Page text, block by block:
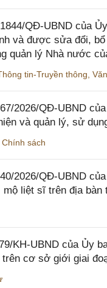
QĐ-UBND của
và được sửa đổi,
quản lý Nhà nước
tin-Truyền thông
2026/QĐ-UBND
và quản lý, sử
Chính sách
2026/QĐ-UBND
liệt sĩ trên địa bàn
KH-UBND của Ủy
cơ sở giới giai